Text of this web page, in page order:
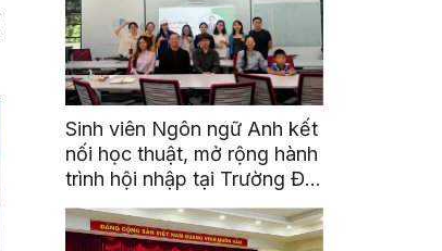
Sinh viên Ngôn ngữ Anh kết
nối học thuật, mở rộng hành
trình hội nhập tại Trường Đại
học Quốc gia Malaysia